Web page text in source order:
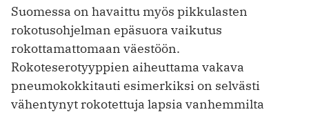
Suomessa on havaittu myös pikkulasten
rokotusohjelman epäsuora vaikutus
rokottamattomaan väestöön.
Rokoteserotyyppien aiheuttama vakava
pneumokokkitauti esimerkiksi on selvästi
vähentynyt rokotettuja lapsia vanhemmilta